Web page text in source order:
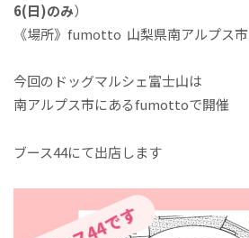
6(日)のみ）
《場所》fumotto 山梨県南アルプス市
今回のドッグマルシェ富士山は
南アルプス市にあるfumottoで開催
ブース44にて出店します